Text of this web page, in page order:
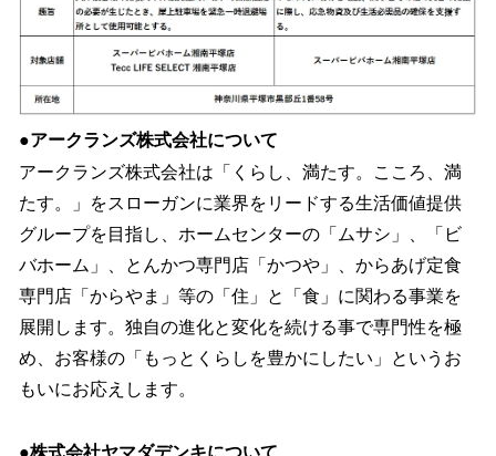
●アークランズ株式会社について
アークランズ株式会社は「くらし、満たす。こころ、満
たす。」をスローガンに業界をリードする生活価値提供
グループを目指し、ホームセンターの「ムサシ」、「ビ
バホーム」、とんかつ専門店「かつや」、からあげ定食
専門店「からやま」等の「住」と「食」に関わる事業を
展開します。独自の進化と変化を続ける事で専門性を極
め、お客様の「もっとくらしを豊かにしたい」というお
もいにお応えします。
●株式会社ヤマダデンキについて